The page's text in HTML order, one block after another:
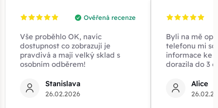
Ověřená recenze
Vše proběhlo OK, navíc
dostupnost co zobrazují je
pravdivá a mají velký sklad s
osobním odběrem!
Stanislava
26.02.2026
Byli na mě
telefonu mi
informace ke
dorazila do 3
Alice